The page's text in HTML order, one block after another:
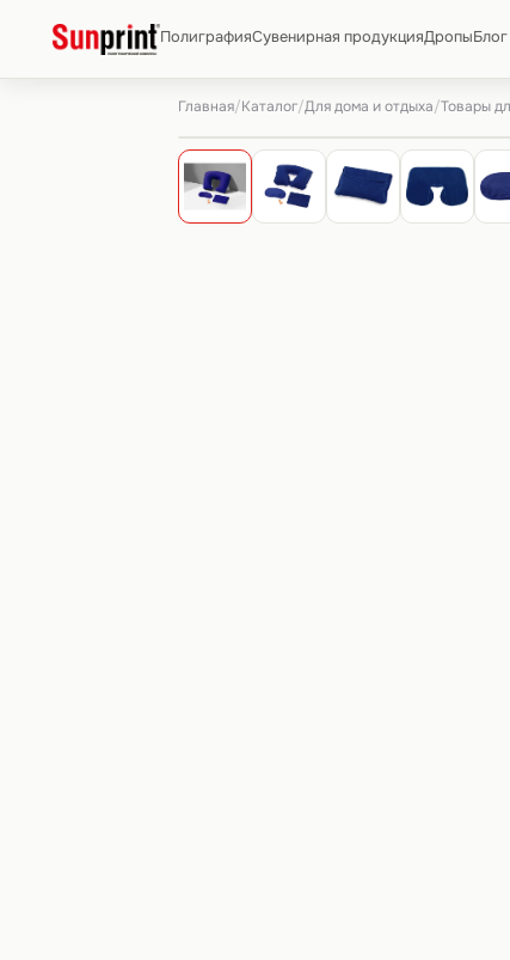
ПолиграфияСувенирная продукцияДропыБлог
Главная/Каталог/Для дома и отдыха/Товары